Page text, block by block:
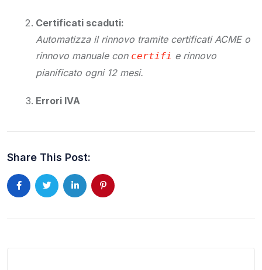
Certificati scaduti:
Automatizza il rinnovo tramite certificati ACME o
rinnovo manuale con certifi e rinnovo
pianificato ogni 12 mesi.
Errori IVA
Share This Post: